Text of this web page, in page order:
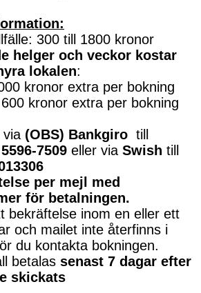
300 till 1800 kronor
helger och veckor kostar
lokalen:
kronor extra per bokning
kronor extra per bokning
via (OBS) Bankgiro till
5596-7509 eller via Swish till
per mejl med
för betalningen.
bekräftelse inom en eller ett
och mailet inte återfinns i
du kontakta bokningen.
betalas senast 7 dagar efter
skickats